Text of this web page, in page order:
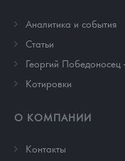
Аналитика и события
Cтатьи
Георгий Победоносец
Котировки
О КОМПАНИИ
Контакты